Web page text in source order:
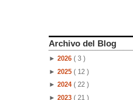
Archivo del Blog
► 2026 ( 3 )
► 2025 ( 12 )
► 2024 ( 22 )
► 2023 ( 21 )